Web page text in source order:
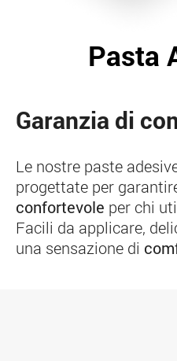
Pasta
Garanzia di
Le nostre paste
progettate per
confortevole per chi
Facili da applicare,
una sensazione di